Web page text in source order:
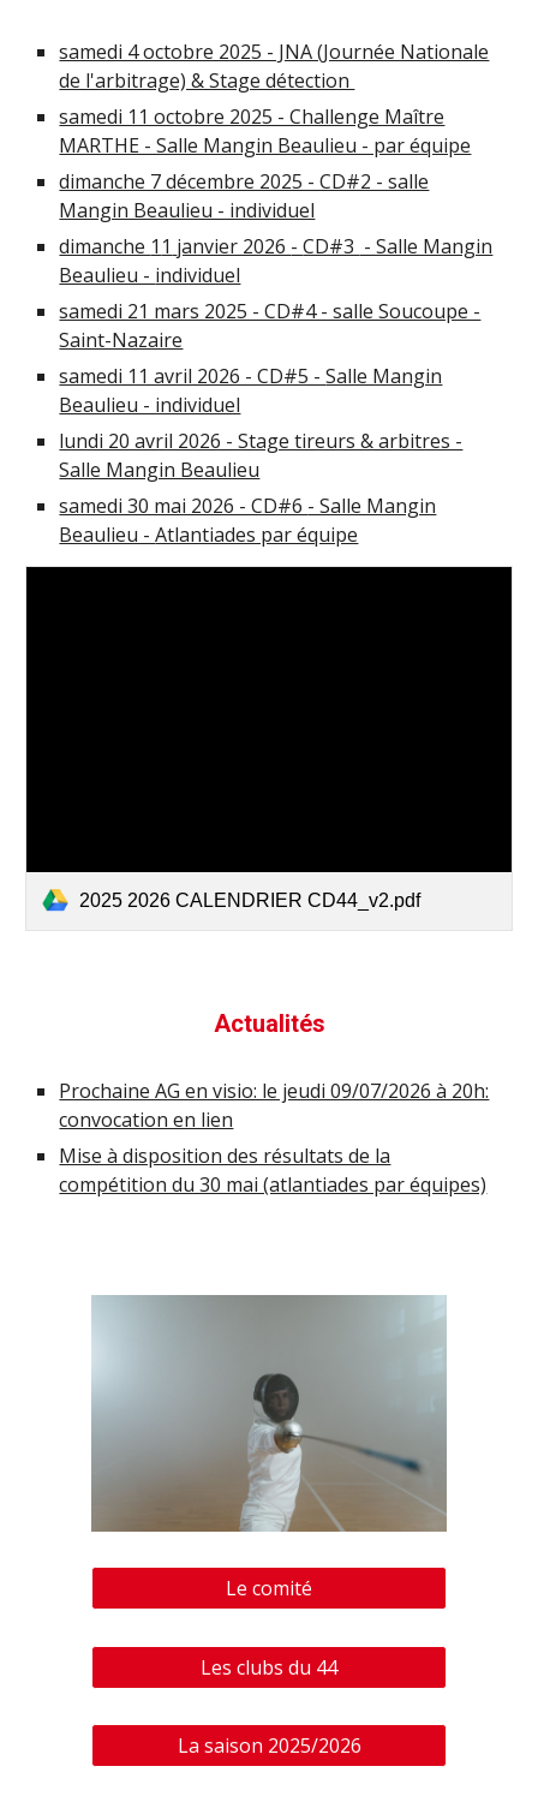
samedi 4 octobre 2025 - JNA (Journée Nationale
de l'arbitrage) & Stage détection
samedi 11 octobre 2025 - Challenge Maître
MARTHE - Salle Mangin Beaulieu - par équipe
dimanche 7 décembre 2025 - CD#2 - salle
Mangin Beaulieu - individuel
dimanche 1 1 janvier 2026 -CD#3 - Salle Mangin
Beaulieu - individuel
samedi 21 mars 2025 - CD#4 - salle Soucoupe -
Saint-Nazaire
samedi 11 avril 2026 - CD#5 -Salle Mangin
Beaulieu - individuel
lundi 20 avril 2026 - Stage tireurs & arbitres -
Salle Mangin Beaulieu
samedi 30 mai 2026 - CD#6 - Salle Mangin
Beaulieu -Atlantiades par équipe
2025 2026 CALENDRIER CD44_v2.pdf
Actualités
Prochaine AG en visio: le jeudi 09/07/2026 à 20h:
convocation en lien
Mise à disposition des résultats de la
compétition du 30 mai (atlantiades par équipes)
Le comité
Les clubs du 44
La saison 2025/2026